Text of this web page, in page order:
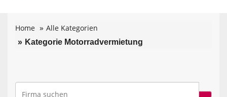
Home Alle Kategorien
Kategorie Motorradvermietung